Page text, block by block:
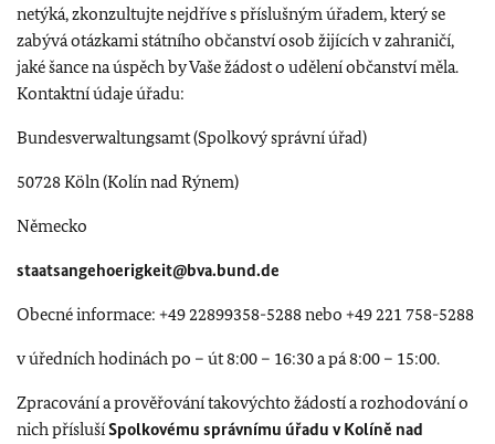
netýká, zkonzultujte nejdříve s příslušným úřadem, který se
zabývá otázkami státního občanství osob žijících v zahraničí,
jaké šance na úspěch by Vaše žádost o udělení občanství měla.
Kontaktní údaje úřadu:
Bundesverwaltungsamt (Spolkový správní úřad)
50728 Köln (Kolín nad Rýnem)
Německo
staatsangehoerigkeit@bva.bund.de
Obecné informace: +49 22899358-5288 nebo +49 221 758-5288
v úředních hodinách po – út 8:00 – 16:30 a pá 8:00 – 15:00.
Zpracování a prověřování takovýchto žádostí a rozhodování o
nich příslušíSpolkovému správnímu úřadu v Kolíně nad